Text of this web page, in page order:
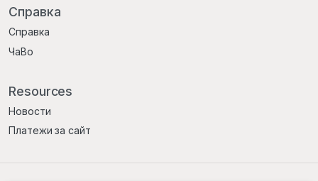
Справка
Справка
ЧаВо
Resources
Новости
Платежи за сайт